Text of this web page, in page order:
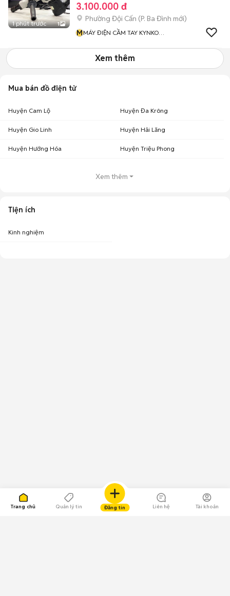
Trang chủ Quản lý tin Đăng tin Liên hệ Tài khoản
1 phút trước 1
3.100.000 đ
Phường Đội Cấn (P. Ba Đình mới)
MMÁY ĐIỆN CẦM TAY KYNKO
Xem thêm
Mua bán đồ điện tử
Huyện Cam Lộ Huyện Đa Krông
Huyện Gio Linh Huyện Hải Lăng
Huyện Hướng Hóa Huyện Triệu Phong
Xem thêm
Tiện ích
Kinh nghiệm